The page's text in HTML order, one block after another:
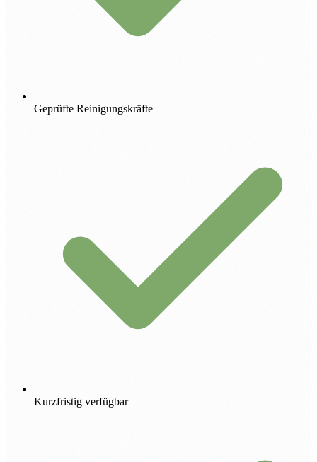
Geprüfte Reinigungskräfte
Kurzfristig verfügbar